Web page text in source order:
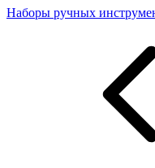
Наборы ручных